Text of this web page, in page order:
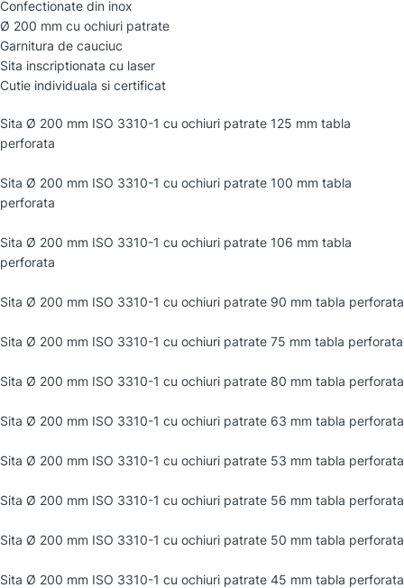
Confectionate din inox
Ø 200 mm cu ochiuri patrate
Garnitura de cauciuc
Sita inscriptionata cu laser
Cutie individuala si certificat
Sita Ø 200 mm ISO 3310-1 cu ochiuri patrate 125 mm tabla
perforata
Sita Ø 200 mm ISO 3310-1 cu ochiuri patrate 100 mm tabla
perforata
Sita Ø 200 mm ISO 3310-1 cu ochiuri patrate 106 mm tabla
perforata
Sita Ø 200 mm ISO 3310-1 cu ochiuri patrate 90 mm tabla perforata
Sita Ø 200 mm ISO 3310-1 cu ochiuri patrate 75 mm tabla perforata
Sita Ø 200 mm ISO 3310-1 cu ochiuri patrate 80 mm tabla perforata
Sita Ø 200 mm ISO 3310-1 cu ochiuri patrate 63 mm tabla perforata
Sita Ø 200 mm ISO 3310-1 cu ochiuri patrate 53 mm tabla perforata
Sita Ø 200 mm ISO 3310-1 cu ochiuri patrate 56 mm tabla perforata
Sita Ø 200 mm ISO 3310-1 cu ochiuri patrate 50 mm tabla perforata
Sita Ø 200 mm ISO 3310-1 cu ochiuri patrate 45 mm tabla perforata